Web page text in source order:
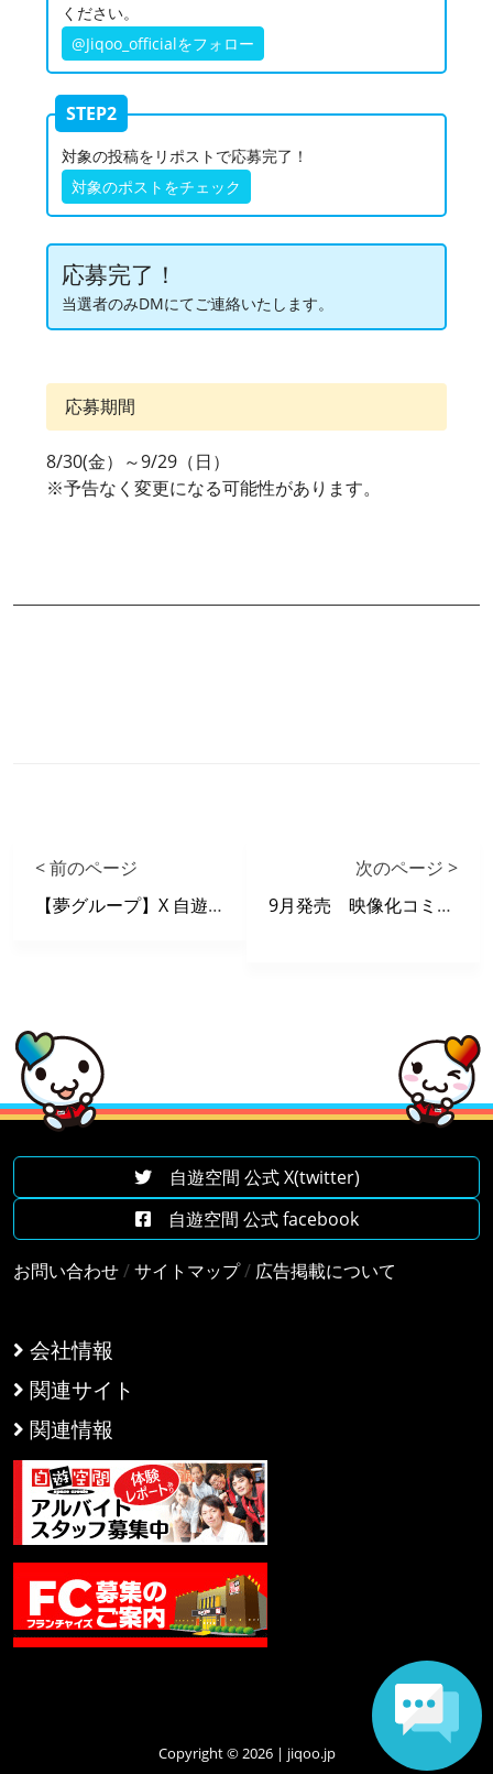
ください。
@Jiqoo_officialをフォロー
STEP2
対象の投稿をリポストで応募完了！
対象のポストをチェック
応募完了！
当選者のみDMにてご連絡いたします。
応募期間
8/30(金）～9/29（日）
※予告なく変更になる可能性があります。
< 前のページ
【夢グループ】X 自遊空間 タイアップキャンペーン
次のページ >
9月発売 映像化コミック
会社情報
関連サイト
関連情報
自遊空間 公式 X(twitter)
自遊空間 公式 facebook
お問い合わせ/サイトマップ/ 広告掲載について
Copyright © 2026 | jiqoo.jp